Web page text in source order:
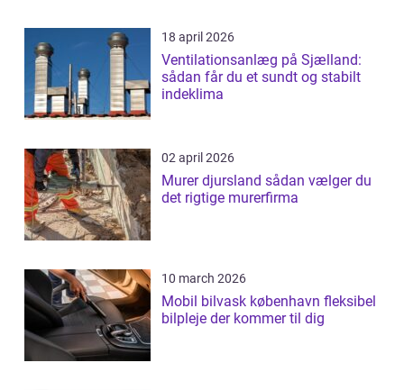
18 april 2026
Ventilationsanlæg på Sjælland:
sådan får du et sundt og stabilt
indeklima
02 april 2026
Murer djursland sådan vælger du
det rigtige murerfirma
10 march 2026
Mobil bilvask københavn fleksibel
bilpleje der kommer til dig